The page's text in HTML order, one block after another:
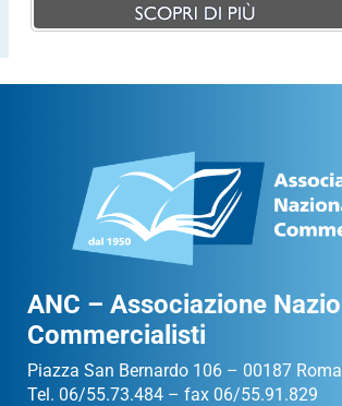
ANC – Associazione
Commercialisti
Piazza San Bernardo 106 – 00187 Roma
Tel. 06/55.73.484 – fax 06/55.91.829